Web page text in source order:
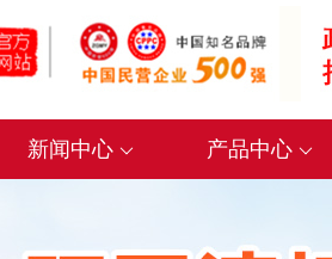
新闻中心 产品中心